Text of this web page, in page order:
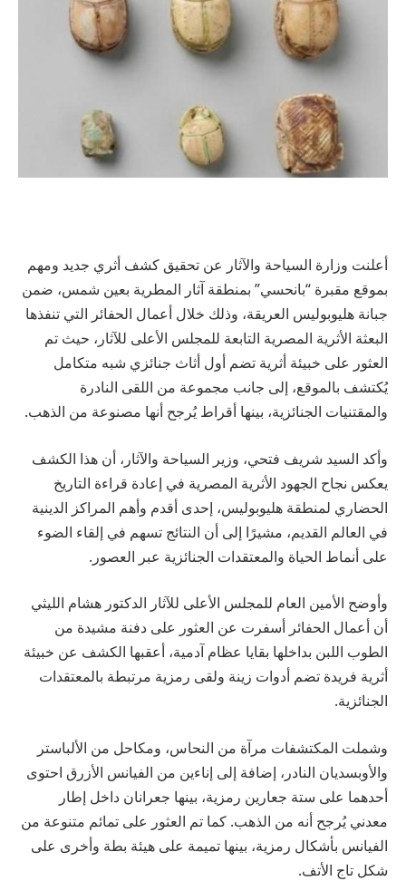
أعلنت وزارة السياحة والآثار عن تحقيق كشف أثري جديد ومهم
بموقع مقبرة “بانحسي” بمنطقة آثار المطرية بعين شمس، ضمن
جبانة هليوبوليس العريقة، وذلك خلال أعمال الحفائر التي تنفذها
البعثة الأثرية المصرية التابعة للمجلس الأعلى للآثار، حيث تم
العثور على خبيئة أثرية تضم أول أثاث جنائزي شبه متكامل
يُكتشف بالموقع، إلى جانب مجموعة من اللقى النادرة
والمقتنيات الجنائزية، بينها أقراط يُرجح أنها مصنوعة من الذهب.
وأكد السيد شريف فتحي، وزير السياحة والآثار، أن هذا الكشف
يعكس نجاح الجهود الأثرية المصرية في إعادة قراءة التاريخ
الحضاري لمنطقة هليوبوليس، إحدى أقدم وأهم المراكز الدينية
في العالم القديم، مشيرًا إلى أن النتائج تسهم في إلقاء الضوء
على أنماط الحياة والمعتقدات الجنائزية عبر العصور.
وأوضح الأمين العام للمجلس الأعلى للآثار الدكتور هشام الليثي
أن أعمال الحفائر أسفرت عن العثور على دفنة مشيدة من
الطوب اللبن بداخلها بقايا عظام آدمية، أعقبها الكشف عن خبيئة
أثرية فريدة تضم أدوات زينة ولقى رمزية مرتبطة بالمعتقدات
الجنائزية.
وشملت المكتشفات مرآة من النحاس، ومكاحل من الألباستر
والأوبسديان النادر، إضافة إلى إناءين من الفيانس الأزرق احتوى
أحدهما على ستة جعارين رمزية، بينها جعرانان داخل إطار
معدني يُرجح أنه من الذهب. كما تم العثور على تمائم متنوعة من
الفيانس بأشكال رمزية، بينها تميمة على هيئة بطة وأخرى على
شكل تاج الأتف.